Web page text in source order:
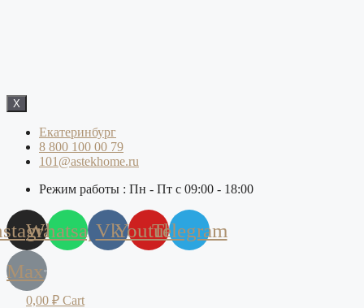
X
Екатеринбург
8 800 100 00 79
101@astekhome.ru
Режим работы : Пн - Пт с 09:00 - 18:00
WhatsappVkYoutubeTelegram
Max
0,00 ₽ Cart